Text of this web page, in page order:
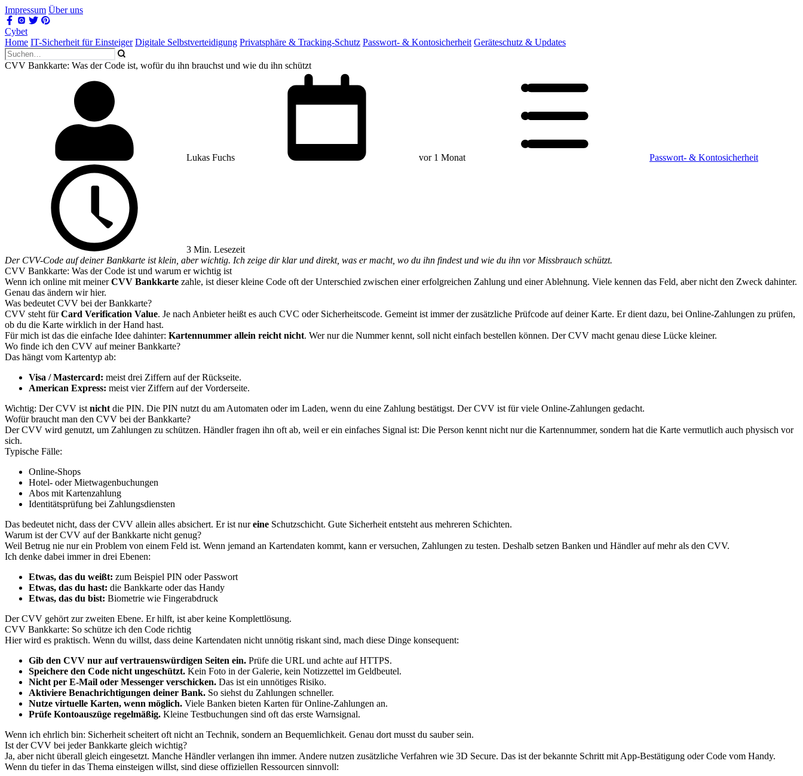
Impressum Über uns
Cybet
Home IT-Sicherheit für Einsteiger Digitale Selbstverteidigung Privatsphäre & Tracking-Schutz Passwort- & Kontosicherheit Geräteschutz & Updates
CVV Bankkarte: Was der Code ist, wofür du ihn brauchst und wie du ihn schützt
Lukas Fuchs vor 1 Monat Passwort- & Kontosicherheit
3 Min. Lesezeit
Der CVV-Code auf deiner Bankkarte ist klein, aber wichtig. Ich zeige dir klar und direkt, was er macht, wo du ihn findest und wie du ihn vor Missbrauch schützt.
CVV Bankkarte: Was der Code ist und warum er wichtig ist
Wenn ich online mit meinerCVV Bankkarte zahle, ist dieser kleine Code oft der Unterschied zwischen einer erfolgreichen Zahlung und einer Ablehnung. Viele kennen das Feld, aber nicht den Zweck dahinter.
Genau das ändern wir hier.
Was bedeutet CVV bei der Bankkarte?
CVV steht fürCard Verification Value. Je nach Anbieter heißt es auch CVC oder Sicherheitscode. Gemeint ist immer der zusätzliche Prüfcode auf deiner Karte. Er dient dazu, bei Online-Zahlungen zu prüfen,
ob du die Karte wirklich in der Hand hast.
Für mich ist das die einfache Idee dahinter: Kartennummer allein reicht nicht. Wer nur die Nummer kennt, soll nicht einfach bestellen können. Der CVV macht genau diese Lücke kleiner.
Wo finde ich den CVV auf meiner Bankkarte?
Das hängt vom Kartentyp ab:
Visa / Mastercard: meist drei Ziffern auf der Rückseite.
American Express: meist vier Ziffern auf der Vorderseite.
Wichtig: Der CVV ist nicht die PIN. Die PIN nutzt du am Automaten oder im Laden, wenn du eine Zahlung bestätigst. Der CVV ist für viele Online-Zahlungen gedacht.
Wofür braucht man den CVV bei der Bankkarte?
Der CVV wird genutzt, um Zahlungen zu schützen. Händler fragen ihn oft ab, weil er ein einfaches Signal ist: Die Person kennt nicht nur die Kartennummer, sondern hat die Karte vermutlich auch physisch vor
sich.
Typische Fälle:
Online-Shops
Hotel- oder Mietwagenbuchungen
Abos mit Kartenzahlung
Identitätsprüfung bei Zahlungsdiensten
Das bedeutet nicht, dass der CVV allein alles absichert. Er ist nureine Schutzschicht. Gute Sicherheit entsteht aus mehreren Schichten.
Warum ist der CVV auf der Bankkarte nicht genug?
Weil Betrug nie nur ein Problem von einem Feld ist. Wenn jemand an Kartendaten kommt, kann er versuchen, Zahlungen zu testen. Deshalb setzen Banken und Händler auf mehr als den CVV.
Ich denke dabei immer in drei Ebenen:
Etwas, das du weißt: zum Beispiel PIN oder Passwort
Etwas, das du hast: die Bankkarte oder das Handy
Etwas, das du bist: Biometrie wie Fingerabdruck
Der CVV gehört zur zweiten Ebene. Er hilft, ist aber keine Komplettlösung.
CVV Bankkarte: So schütze ich den Code richtig
Hier wird es praktisch. Wenn du willst, dass deine Kartendaten nicht unnötig riskant sind, mach diese Dinge konsequent:
Gib den CVV nur auf vertrauenswürdigen Seiten ein. Prüfe die URL und achte auf HTTPS.
Speichere den Code nicht ungeschützt. Kein Foto in der Galerie, kein Notizzettel im Geldbeutel.
Nicht per E-Mail oder Messenger verschicken. Das ist ein unnötiges Risiko.
Aktiviere Benachrichtigungen deiner Bank. So siehst du Zahlungen schneller.
Nutze virtuelle Karten, wenn möglich. Viele Banken bieten Karten für Online-Zahlungen an.
Prüfe Kontoauszüge regelmäßig. Kleine Testbuchungen sind oft das erste Warnsignal.
Wenn ich ehrlich bin: Sicherheit scheitert oft nicht an Technik, sondern an Bequemlichkeit. Genau dort musst du sauber sein.
Ist der CVV bei jeder Bankkarte gleich wichtig?
Ja, aber nicht überall gleich eingesetzt. Manche Händler verlangen ihn immer. Andere nutzen zusätzliche Verfahren wie 3D Secure. Das ist der bekannte Schritt mit App-Bestätigung oder Code vom Handy.
Wenn du tiefer in das Thema einsteigen willst, sind diese offiziellen Ressourcen sinnvoll: